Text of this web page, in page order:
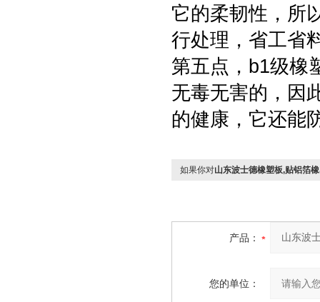
它的柔韧性，所
行处理，省工省
第五点，b1级橡
无毒无害的，因
的健康，它还能
如果你对山东波士德橡塑板,贴铝箔
产品：
您的单位：